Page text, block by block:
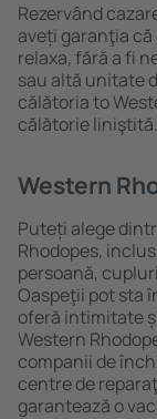
Rezervând
aveți garanţia
relaxa, fără a fi
sau altă unitate
călătoria to
călătorie liniştită.
Western
Puteți alege
Rhodopes,
persoană,
Oaspeţii pot sta
oferă intimitate
Western
companii de
centre de
garantează o